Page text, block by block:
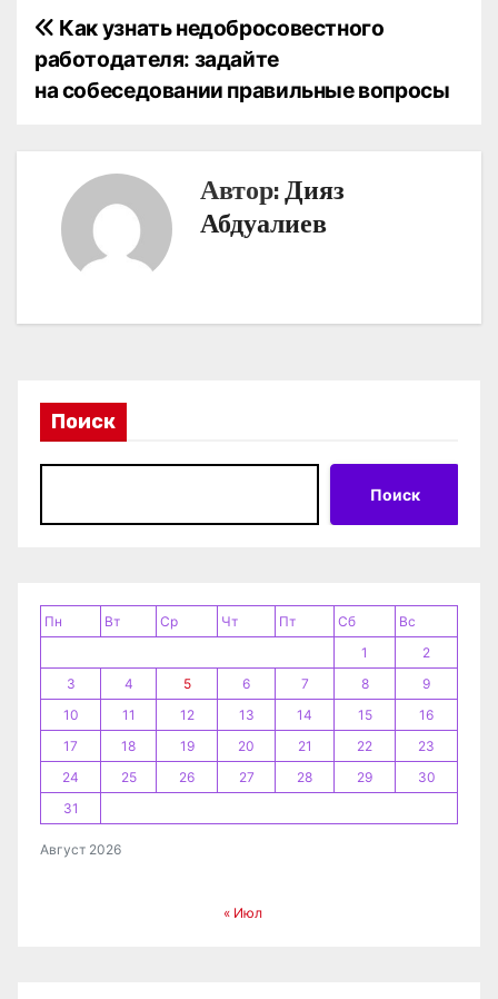
Н
а
п
о
з
п
и
с
м
Как узнать недобросовестного
работодателя: задайте
на собеседовании правильные вопросы
Автор:Дияз
Абдуалиев
Поиск
Поиск
Август 2026
Пн Вт Ср Чт Пт Сб
Вс
1
2
3
4 5 6 7 8
9
10
11 12 13 14 15
16
17
18 19 20 21 22
23
24
25 26 27 28 29
30
31
« Июл